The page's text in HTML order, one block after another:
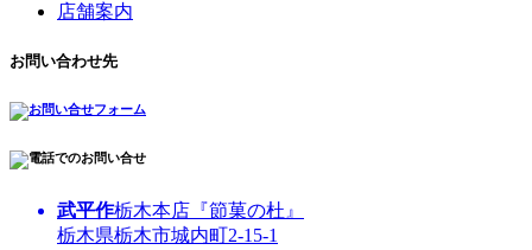
店舗案内
お問い合わせ先
武平作栃木本店『節菓の杜』
栃木県栃木市城内町2-15-1